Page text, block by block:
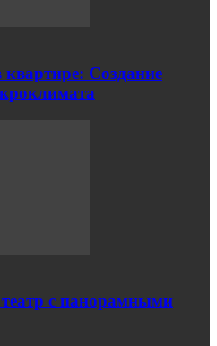
Создание
с панорамными